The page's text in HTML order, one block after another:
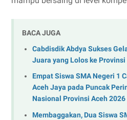
BACA JUGA
Cabdisdik Abdya Sukses
Juara yang Lolos ke Provinsi
Empat Siswa SMA Negeri 1
Aceh Jaya pada Puncak
Nasional Provinsi Aceh 2026
Membaggakan, Dua Siswa